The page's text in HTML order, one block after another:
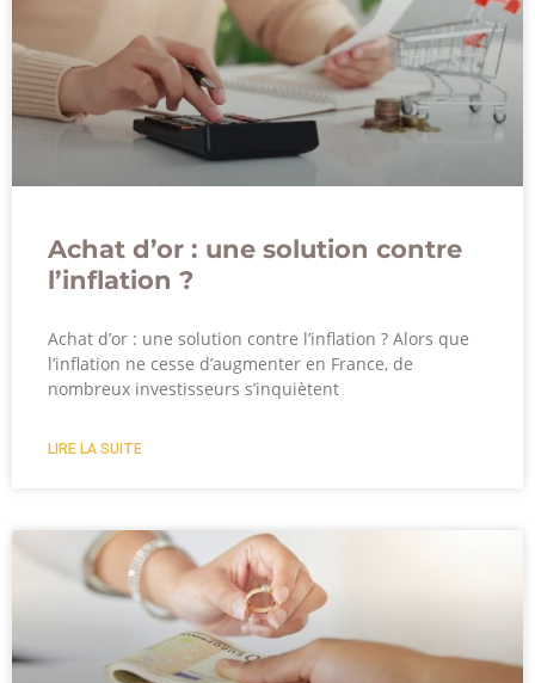
Achat d’or : une solution contre
l’inflation ?
Achat d’or : une solution contre l’inflation ? Alors que
l’inflation ne cesse d’augmenter en France, de
nombreux investisseurs s’inquiètent
LIRE LA SUITE